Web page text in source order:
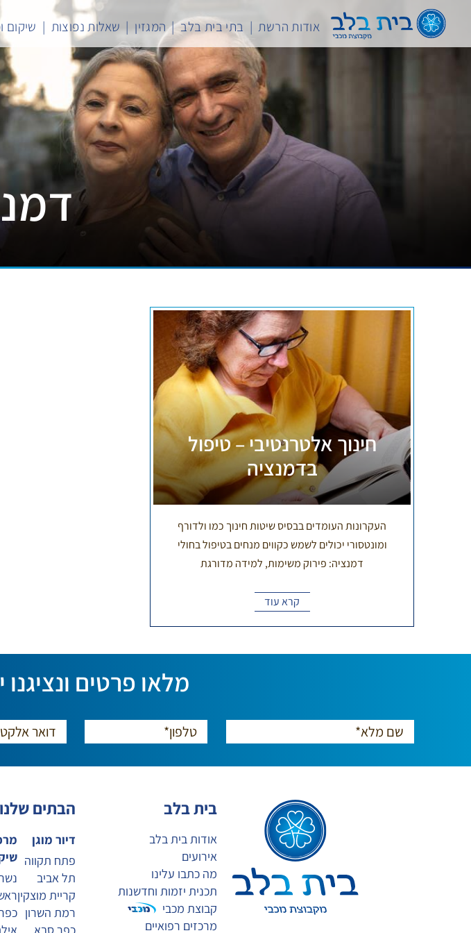
אודות הרשת בתי בית בלב המגזין שאלות נפוצות שיקום
חינוך אלטרנטיבי – טיפול
בדמנציה
העקרונות העומדים בבסיס שיטות חינוך כמו ולדורף
ומונטסורי יכולים לשמש כקווים מנחים בטיפול בחולי
דמנציה: פירוק משימות, למידה מדורגת
קרא עוד
מלאו פרטים
בית בלב
אודות בית בלב
אירועים
מה כתבו עלינו
תכנית יזמות וחדשנות
קבוצת מכבי
מרכזים רפואיים
הבתים שלנו
דיור מוגן
פתח תקווה
תל אביב
קריית מוצקין
רמת השרון